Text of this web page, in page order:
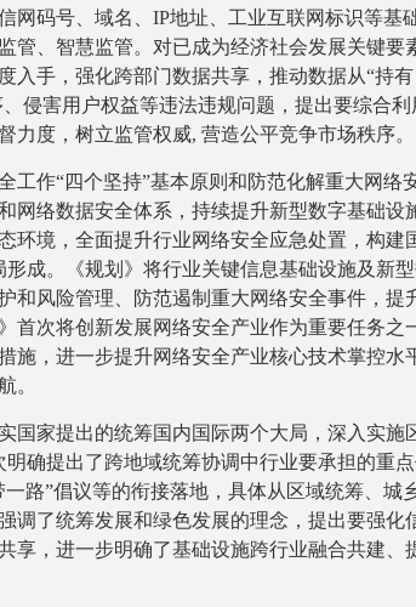
网码号、域名、IP地址、工业互联网标识等基
管、智慧监管。对已成为经济社会发展关键要
入手，强化跨部门数据共享，推动数据从“持有
侵害用户权益等违法违规问题，提出要综合利
度，树立监管权威, 营造公平竞争市场秩序。
工作“四个坚持”基本原则和防范化解重大网络
网络数据安全体系，持续提升新型数字基础设
环境，全面提升行业网络安全应急处置，构建
成。《规划》将行业关键信息基础设施及新
和风险管理、防范遏制重大网络安全事件，提
次将创新发展网络安全产业作为重要任务之
，进一步提升网络安全产业核心技术掌控水
。
国家提出的统筹国内国际两个大局，深入实施
确提出了跨地域统筹协调中行业要承担的重
路”倡议等的衔接落地，具体从区域统筹、城
调了统筹发展和绿色发展的理念，提出要强化
享，进一步明确了基础设施跨行业融合共建、